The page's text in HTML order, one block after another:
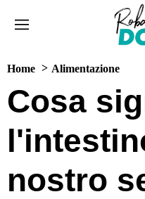
Home Alimentazione
Cosa
nostro